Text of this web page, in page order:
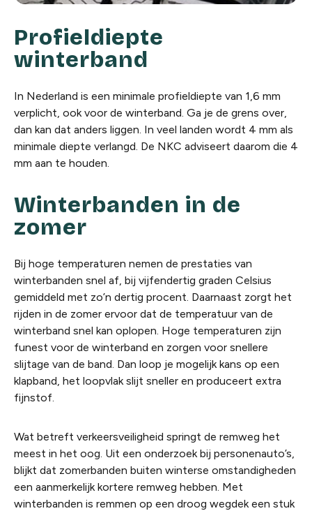
Profieldiepte
winterband
In Nederland is een minimale profieldiepte van 1,6 mm
verplicht, ook voor de winterband. Ga je de grens over,
dan kan dat anders liggen. In veel landen wordt 4 mm als
minimale diepte verlangd. De NKC adviseert daarom die 4
mm aan te houden.
Winterbanden in de
zomer
Bij hoge temperaturen nemen de prestaties van
winterbanden snel af, bij vijfendertig graden Celsius
gemiddeld met zo’n dertig procent. Daarnaast zorgt het
rijden in de zomer ervoor dat de temperatuur van de
winterband snel kan oplopen. Hoge temperaturen zijn
funest voor de winterband en zorgen voor snellere
slijtage van de band. Dan loop je mogelijk kans op een
klapband, het loopvlak slijt sneller en produceert extra
fijnstof.
Wat betreft verkeersveiligheid springt de remweg het
meest in het oog. Uit een onderzoek bij personenauto’s,
blijkt dat zomerbanden buiten winterse omstandigheden
een aanmerkelijk kortere remweg hebben. Met
winterbanden is remmen op een droog wegdek een stuk